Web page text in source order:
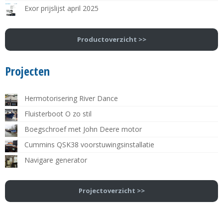
Exor prijslijst april 2025
Productoverzicht >>
Projecten
Hermotorisering River Dance
Fluisterboot O zo stil
Boegschroef met John Deere motor
Cummins QSK38 voorstuwingsinstallatie
Navigare generator
Projectoverzicht >>